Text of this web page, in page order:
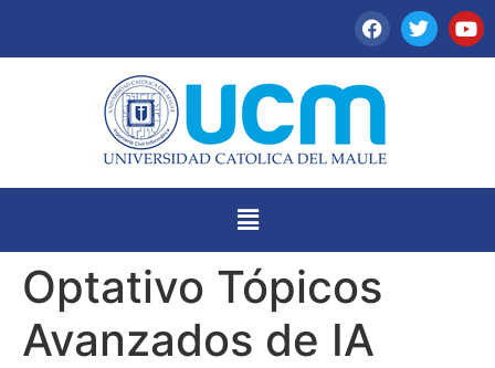
Optativo Tópicos
Avanzados de IA